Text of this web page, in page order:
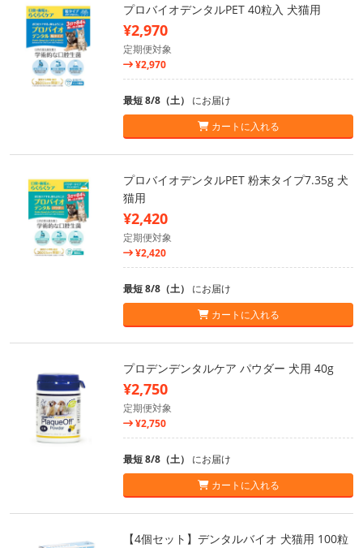
プロバイオデンタルPET 40粒入 犬猫用
¥2,970
定期便対象
¥2,970
最短 8/8（土） にお届け
カートに入れる
プロバイオデンタルPET 粉末タイプ7.35g 犬
猫用
¥2,420
定期便対象
¥2,420
最短 8/8（土） にお届け
カートに入れる
プロデンデンタルケア パウダー 犬用 40g
¥2,750
定期便対象
¥2,750
最短 8/8（土） にお届け
カートに入れる
【4個セット】デンタルバイオ 犬猫用 100粒